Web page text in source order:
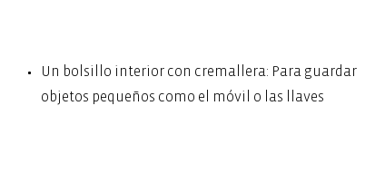
Un bolsillo interior con cremallera: Para guardar
objetos pequeños como el móvil o las llaves